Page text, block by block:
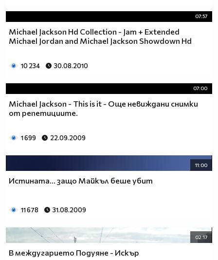
07:57
Michael Jackson Hd Collection - Jam + Extended
Michael Jordan and Michael Jackson Showdown Hd
10 234 30.08.2010
07:00
Michael Jackson - This is it - Още невиждани снимки
от репетициите.
1 699 22.09.2009
11:00
Истината... защо Майкъл беше убит
11 678 31.08.2009
02:17
В междугарието Подуяне - Искър